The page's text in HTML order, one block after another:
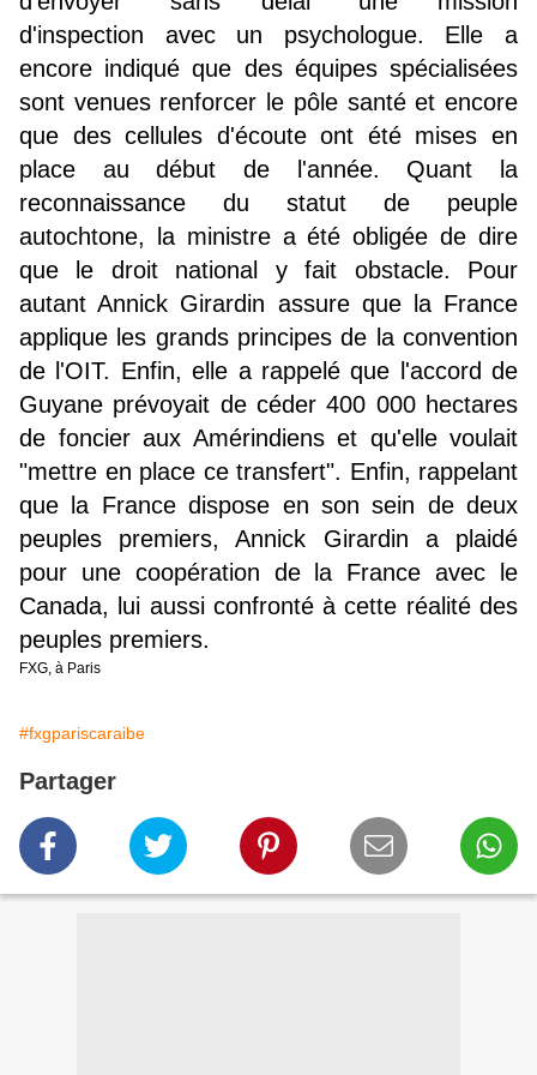
d'inspection avec un psychologue. Elle a
encore indiqué que des équipes spécialisées
sont venues renforcer le pôle santé et encore
que des cellules d'écoute ont été mises en
place au début de l'année. Quant la
reconnaissance du statut de peuple
autochtone, la ministre a été obligée de dire
que le droit national y fait obstacle. Pour
autant Annick Girardin assure que la France
applique les grands principes de la convention
de l'OIT. Enfin, elle a rappelé que l'accord de
Guyane prévoyait de céder 400 000 hectares
de foncier aux Amérindiens et qu'elle voulait
"mettre en place ce transfert". Enfin, rappelant
que la France dispose en son sein de deux
peuples premiers, Annick Girardin a plaidé
pour une coopération de la France avec le
Canada, lui aussi confronté à cette réalité des
peuples premiers.
FXG, à Paris
#fxgpariscaraibe
Partager